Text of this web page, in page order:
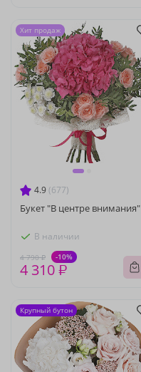
4.9 (677)
Букет "В центре внимания"
В наличии
4 790 ₽ -10%
4 310 ₽
Хит продаж
Крупный бутон